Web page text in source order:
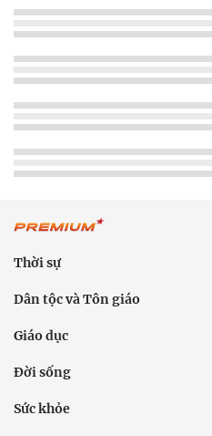
Thời sự
Dân tộc và Tôn giáo
Giáo dục
Đời sống
Sức khỏe